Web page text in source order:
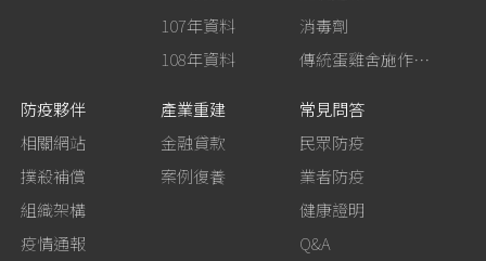
107年資料
108年資料
消毒劑
傳統蛋雞舍施作生石灰消毒
防疫夥伴
相關網站
撲殺補償
組織架構
疫情通報
產業重建
金融貸款
案例復養
常見問答
民眾防疫
業者防疫
健康證明
Q&A